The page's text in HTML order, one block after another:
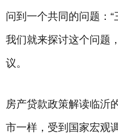
问到一个共同的问题：“
我们就来探讨这个问题
议。
房产贷款政策解读临沂
市一样，受到国家宏观